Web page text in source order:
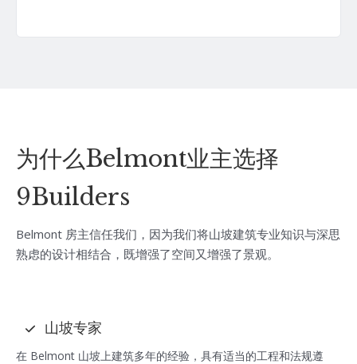
为什么Belmont业主选择
9Builders
Belmont 房主信任我们，因为我们将山坡建筑专业知识与深思
熟虑的设计相结合，既增强了空间又增强了景观。
山坡专家
在 Belmont 山坡上建筑多年的经验，具有适当的工程和法规遵